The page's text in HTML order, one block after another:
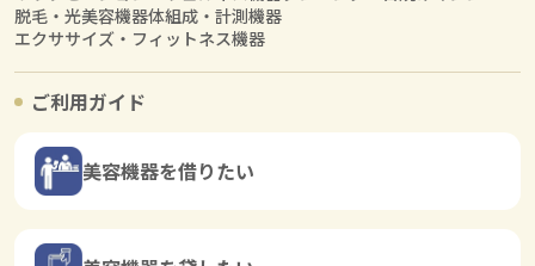
脱毛・光美容機器体組成・計測機器
エクササイズ・フィットネス機器
ご利用ガイド
美容機器を借りたい